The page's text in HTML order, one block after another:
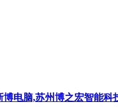
博电脑,苏州博之宏智能科